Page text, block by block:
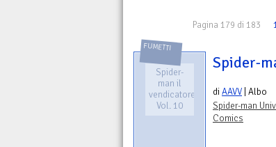
Pagina 179 di 183
FUMETTI
Spider-
man il
vendicatore.
Vol. 10
Spider-
diAAVV | Albo
Spider-man
Comics